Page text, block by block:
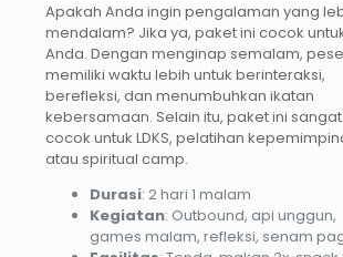
Apakah Anda ingin pengalaman yang
mendalam? Jika ya, paket ini cocok
Anda. Dengan menginap semalam,
memiliki waktu lebih untuk berinteraksi,
berefleksi, dan menumbuhkan ikatan
kebersamaan. Selain itu, paket ini sangat
cocok untuk LDKS, pelatihan
atau spiritual camp.
Durasi: 2 hari 1 malam
Kegiatan: Outbound, api unggun,
games malam, refleksi, senam